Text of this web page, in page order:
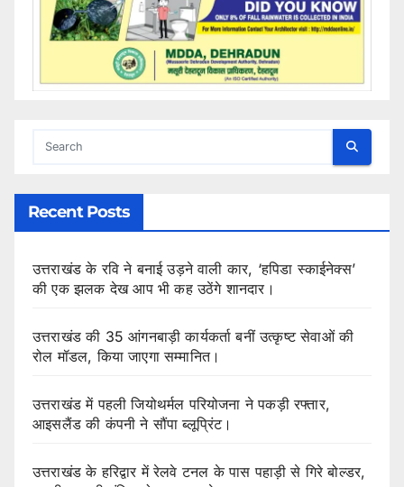
Recent Posts
उत्तराखंड के रवि ने बनाई उड़ने वाली कार, ‘हपिडा स्काईनेक्स’
की एक झलक देख आप भी कह उठेंगे शानदार।
उत्तराखंड की 35 आंगनबाड़ी कार्यकर्ता बनीं उत्कृष्ट सेवाओं की
रोल मॉडल, किया जाएगा सम्मानित।
उत्तराखंड में पहली जियोथर्मल परियोजना ने पकड़ी रफ्तार,
आइसलैंड की कंपनी ने सौंपा ब्लूप्रिंट।
उत्तराखंड के हरिद्वार में रेलवे टनल के पास पहाड़ी से गिरे बोल्डर,